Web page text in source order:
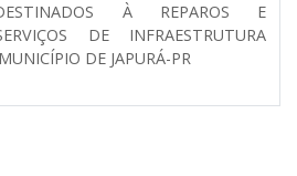
À REPAROS E
DE INFRAESTRUTURA
DE JAPURÁ-PR